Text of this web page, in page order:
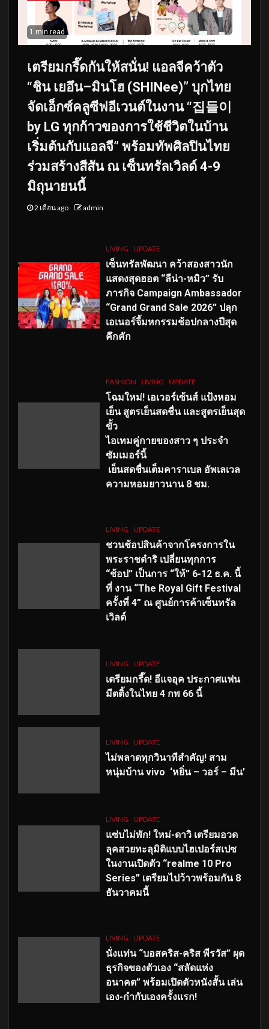
1 min read
เตรียมกรี๊ดกันให้สนั่น! แอลจีคว้าตัว
“ชิน เยอึน–มินโฮ (SHINee)” บุกไทย
จัดเอ็กซ์คลูซีฟอีเวนต์ในงาน “집들이
by LG ทุกก้าวของการใช้ชีวิตในบ้าน
เริ่มต้นกับแอลจี” พร้อมทัพศิลปินไทย
ร่วมสร้างสีสัน ณ เซ็นทรัลเวิลด์ 4-9
มิถุนายนนี้
2 เดือน ago admin
LIVING UPDATE
เซ็นทรัลพัฒนา คว้าสองสาวนัก
แสดงสุดฮอต “ลีน่า-หมิว” รับ
ภารกิจ Campaign Ambassador
“Grand Grand Sale 2026” ปลุก
เอเนอร์จี้มหกรรมช้อปกลางปีสุด
คึกคัก
FASHION LIVING UPDATE
โฉมใหม่! เอเวอร์เซ้นส์ แป้งหอม
เย็น สูตรเย็นสดชื่น และสูตรเย็นสุด
ขั้ว
ไอเทมคู่กายของสาว ๆ ประจำ
ซัมเมอร์นี้
เย็นสดชื่นเต็มคาราเบล อัพเลเวล
ความหอมยาวนาน 8 ชม.
LIVING UPDATE
ชวนช้อปสินค้าจากโครงการใน
พระราชดำริ เปลี่ยนทุกการ
“ช้อป” เป็นการ “ให้” 6-12 ธ.ค. นี้
ที่ งาน “The Royal Gift Festival
ครั้งที่ 4” ณ ศูนย์การค้าเซ็นทรัล
เวิลด์
LIVING UPDATE
เตรียมกรี๊ด! อีแจอุค ประกาศแฟน
มีตติ้งในไทย 4 กพ 66 นี้
LIVING UPDATE
ไม่พลาดทุกวินาทีสำคัญ! สาม
หนุ่มบ้าน vivo ‘หยิ่น – วอร์ – มีน’
LIVING UPDATE
แซ่บไม่พัก! ใหม่-ดาวิ เตรียมอวด
ลุคสวยทะลุมิติแบบไฮเปอร์สเปซ
ในงานเปิดตัว “realme 10 Pro
Series” เตรียมไปว้าวพร้อมกัน 8
ธันวาคมนี้
LIVING UPDATE
นั่งแท่น “บอสคริส-คริส พีรวัส” ผุด
ธุรกิจของตัวเอง “สลัดแห่ง
อนาคต” พร้อมเปิดตัวหนังสั้น เล่น
เอง-กำกับเองครั้งแรก!